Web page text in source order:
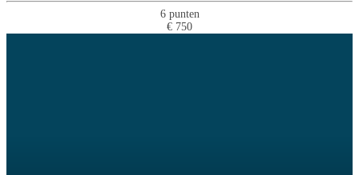
6 punten
€ 750